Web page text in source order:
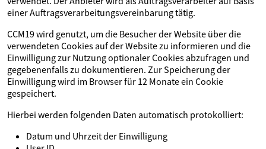
einer Auftragsverarbeitungsvereinbarung tätig.
CCM19 wird genutzt, um die Besucher der Website über die
verwendeten Cookies auf der Website zu informieren und die
Einwilligung zur Nutzung optionaler Cookies abzufragen und
gegebenenfalls zu dokumentieren. Zur Speicherung der
Einwilligung wird im Browser für 12 Monate ein Cookie
gespeichert.
Hierbei werden folgenden Daten automatisch protokolliert:
Datum und Uhrzeit der Einwilligung